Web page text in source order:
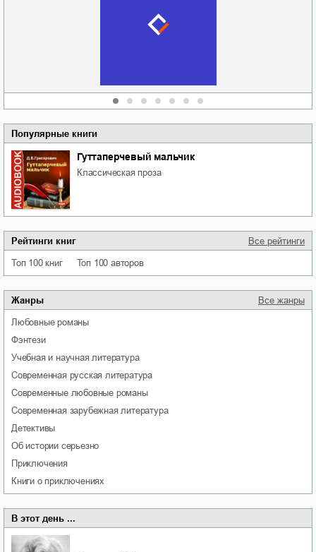
Популярные книги
Гуттаперчевый мальчик
классическая проза
Рейтинги книг Все рейтинги
Топ 100 книг Топ 100 авторов
Жанры Все жанры
любовные романы
фэнтези
учебная и научная литература
современная русская литература
современные любовные романы
современная зарубежная литература
детективы
об истории серьезно
приключения
книги о приключениях
В этот день ...